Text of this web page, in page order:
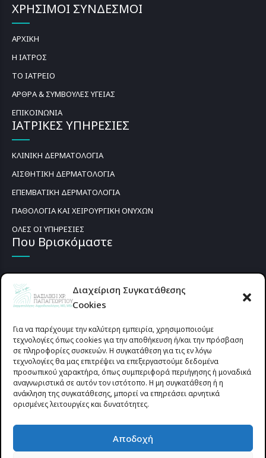
Διαχείριση Συγκατάθεσης
Cookies
Για να παρέχουμε την καλύτερη εμπειρία, χρησιμοποιούμε
τεχνολογίες όπως cookies για την αποθήκευση ή/και την πρόσβαση
σε πληροφορίες συσκευών. Η συγκατάθεση για τις εν λόγω
τεχνολογίες θα μας επιτρέψει να επεξεργαστούμε δεδομένα
προσωπικού χαρακτήρα, όπως συμπεριφορά περιήγησης ή μοναδικά
αναγνωριστικά σε αυτόν τον ιστότοπο. Η μη συγκατάθεση ή η
ανάκληση της συγκατάθεσης, μπορεί να επηρεάσει αρνητικά
ορισμένες λειτουργίες και δυνατότητες.
Αποδοχή
ΧΡΗΣΙΜΟΙ ΣΥΝΔΕΣΜΟΙ
ΑΡΧΙΚΗ
Η ΙΑΤΡΟΣ
ΤΟ ΙΑΤΡΕΙΟ
ΑΡΘΡΑ & ΣΥΜΒΟΥΛΕΣ ΥΓΕΙΑΣ
ΕΠΙΚΟΙΝΩΝΙΑ
ΙΑΤΡΙΚΕΣ ΥΠΗΡΕΣΙΕΣ
ΚΛΙΝΙΚΗ ΔΕΡΜΑΤΟΛΟΓΙΑ
ΑΙΣΘΗΤΙΚΗ ΔΕΡΜΑΤΟΛΟΓΙΑ
ΕΠΕΜΒΑΤΙΚΗ ΔΕΡΜΑΤΟΛΟΓΙΑ
ΠΑΘΟΛΟΓΙΑ ΚΑΙ ΧΕΙΡΟΥΡΓΙΚΗ ΟΝΥΧΩΝ
ΟΛΕΣ ΟΙ ΥΠΗΡΕΣΙΕΣ
Που Βρισκόμαστε
Προυσιωτίσσης 27 & Δ.Σταϊκου , Αγρίνιο 30133 (έναντι γηπέδου